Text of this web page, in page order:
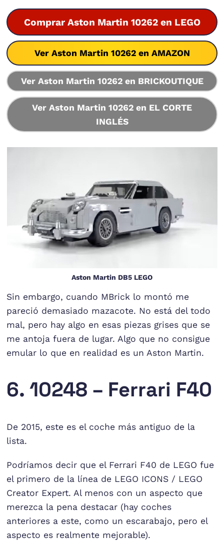
Comprar Aston Martin 10262 en LEGO
Ver Aston Martin 10262 en AMAZON
Ver Aston Martin 10262 en BRICKOUTIQUE
Ver Aston Martin 10262 en EL CORTE
INGLÉS
Aston Martin DB5 LEGO
Sin embargo, cuando MBrick lo montó me
pareció demasiado mazacote. No está del todo
mal, pero hay algo en esas piezas grises que se
me antoja fuera de lugar. Algo que no consigue
emular lo que en realidad es un Aston Martin.
6. 10248 – Ferrari F40
De 2015, este es el coche más antiguo de la
lista.
Podríamos decir que el Ferrari F40 de LEGO fue
el primero de la línea de LEGO ICONS / LEGO
Creator Expert. Al menos con un aspecto que
merezca la pena destacar (hay coches
anteriores a este, como un escarabajo, pero el
aspecto es realmente mejorable).